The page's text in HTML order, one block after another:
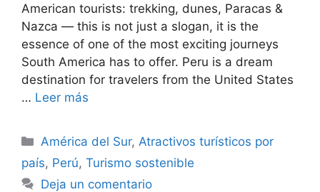
American tourists: trekking, dunes, Paracas &
Nazca — this is not just a slogan, it is the
essence of one of the most exciting journeys
South America has to offer. Peru is a dream
destination for travelers from the United States
… Leer más
Categorías
América del Sur, Atractivos turísticos por
país, Perú, Turismo sostenible
Deja un comentario